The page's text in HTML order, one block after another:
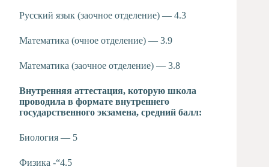
Тьюторская
служба
Русский язык (заочное отделение) — 4.3
Математика (очное отделение) — 3.9
Математика (заочное отделение) — 3.8
Внутренняя аттестация, которую школа
проводила в формате внутреннего
государственного экзамена, средний балл:
Биология — 5
Физика -“4.5